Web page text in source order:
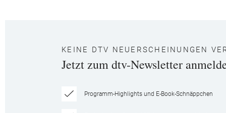
KEINE DTV NEUERSCHEINUNGEN
Jetzt zum dtv-Newsletter
Programm-Highlights und E-Book-Schnäppchen